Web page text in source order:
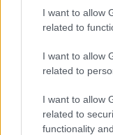
I want to allow
related to
I want to allow
related to
I want to allow
related to
functionality